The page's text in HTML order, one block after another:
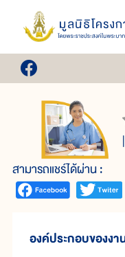
สามารถแชร์ได้ผ่าน :
องค์ประกอบของง